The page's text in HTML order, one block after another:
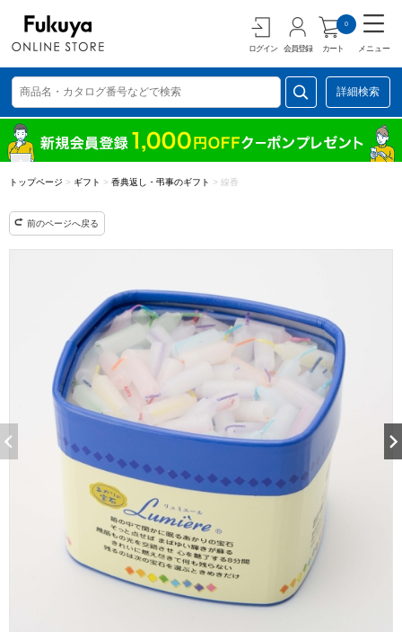
ログイン 会員登録 カート
0
メニュー
詳細検索
トップページ > ギフト > 香典返し・弔事のギフト > 線香
前のページへ戻る